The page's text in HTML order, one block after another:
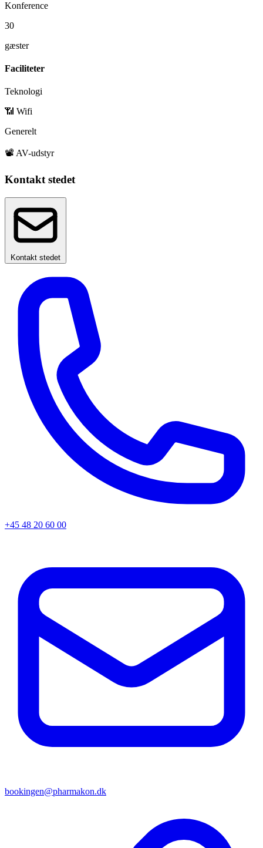
Konference
30
gæster
Faciliteter
Teknologi
📶 Wifi
Generelt
📽️ AV-udstyr
Kontakt stedet
Kontakt stedet
+45 48 20 60 00
bookingen@pharmakon.dk